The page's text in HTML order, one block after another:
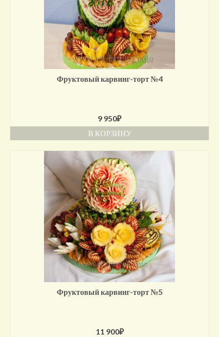
Фруктовый карвинг-торт №4
9 950₽
В КОРЗИНУ
Фруктовый карвинг-торт №5
11 900₽